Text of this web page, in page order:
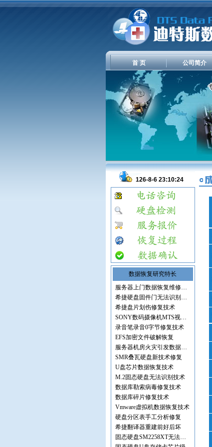
首 页 公司简介
126-8-6 23:10:24
数据恢复研究特长
服务器上门数据恢复维修服务
希捷硬盘固件门无法识别修复
希捷盘片划伤修复技术
SONY数码摄像机MTS视频文件
录音笔录音0字节修复技术
EFS加密文件破解恢复
服务器机房火灾引发数据丢失
SMR叠瓦硬盘新技术修复
U盘芯片数据恢复技术
M.2固态硬盘无法识别技术
数据库勒索病毒修复技术
数据库碎片修复技术
Vmware虚拟机数据恢复技术
硬盘分区表手工分析修复
希捷翻译器重建前好后坏
固态硬盘SM2258XT无法识别